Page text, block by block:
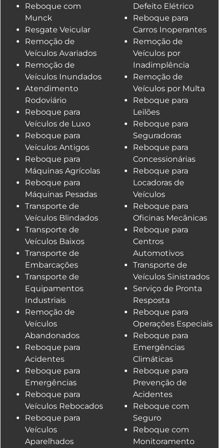
Reboque com
Munck
Resgate Veicular
Remoção de
Veículos Avariados
Remoção de
Veículos Inundados
Atendimento
Rodoviário
Reboque para
Veículos de Luxo
Reboque para
Veículos Antigos
Reboque para
Máquinas Agrícolas
Reboque para
Máquinas Pesadas
Transporte de
Veículos Blindados
Transporte de
Veículos Baixos
Transporte de
Embarcações
Transporte de
Equipamentos
Industriais
Remoção de
Veículos
Abandonados
Reboque para
Acidentes
Reboque para
Emergências
Reboque para
Veículos Rebocados
Reboque para
Veículos
Aparelhados
Defeito Elétrico
Reboque para
Carros Inoperantes
Remoção de
Veículos por
Inadimplência
Remoção de
Veículos por Multa
Reboque para
Leilões
Reboque para
Seguradoras
Reboque para
Concessionárias
Reboque para
Locadoras de
Veículos
Reboque para
Oficinas Mecânicas
Reboque para
Centros
Automotivos
Transporte de
Veículos Sinistrados
Serviço de Pronta
Resposta
Reboque para
Operações Especiais
Reboque para
Emergências
Climáticas
Reboque para
Prevenção de
Acidentes
Reboque com
Seguro
Reboque com
Monitoramento